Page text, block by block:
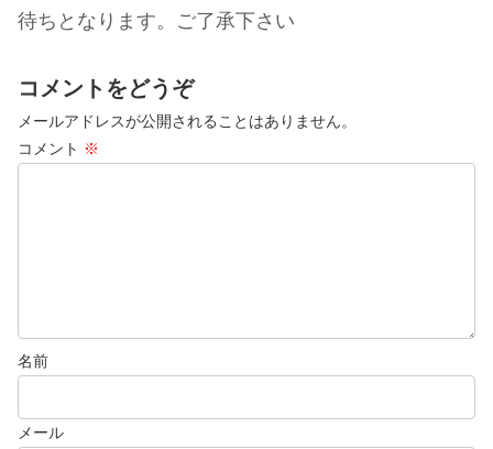
待ちとなります。ご了承下さい
コメントをどうぞ
メールアドレスが公開されることはありません。
コメント ※
名前
メール